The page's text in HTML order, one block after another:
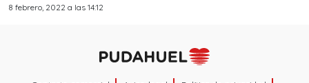
8 febrero, 2022 a las 14:12